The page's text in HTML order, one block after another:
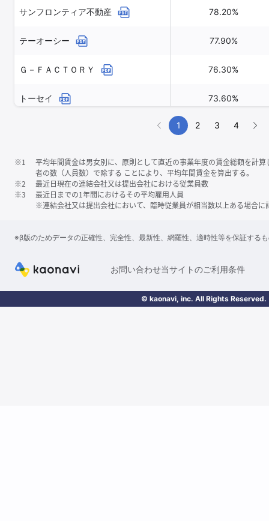
サンフロンティア不動産 78.20%
テーオーシー 77.90%
Ｇ－ＦＡＣＴＯＲＹ 76.30%
トーセイ 73.60%
1 2 3 4
※1
平均年間賃金は男女別に、原則として直近の事業年度の賃金総額を計
者の数（人員数）で除する ことにより、平均年間賃金を算出する。
※2
最近日現在の連結会社又は提出会社における従業員数
※3
最近日までの1年間におけるその平均雇用人員
※連結会社又は提出会社において、臨時従業員が相当数以上ある場合に
※β版のためデータの正確性、完全性、最新性、網羅性、適時性等を保証する
お問い合わせ当サイトのご利用条件
© kaonavi, inc. All Rights Reserved.